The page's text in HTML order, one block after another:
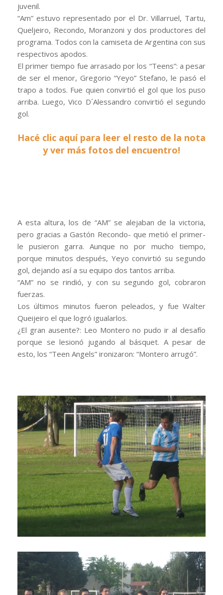
juvenil.
“Am” estuvo representado por el Dr. Villarruel, Tartu,
Queljeiro, Recondo, Moranzoni y dos productores del
programa. Todos con la camiseta de Argentina con sus
respectivos apodos.
El primer tiempo fue arrasado por los “Teens”: a pesar
de ser el menor, Gregorio “Yeyo” Stefano, le pasó el
trapo a todos. Fue quien convirtió el gol que los puso
arriba. Luego, Vico D´Alessandro convirtió el segundo
gol.
Hacé clic aquí para leer el resto de la nota
y ver más fotos del encuentro!
A esta altura, los de “AM” se alejaban de la victoria,
pero gracias a Gastón Recondo- que metió el primer-
le pusieron garra. Aunque no por mucho tiempo,
porque minutos después, Yeyo convirtió su segundo
gol, dejando así a su equipo dos tantos arriba.
“AM” no se rindió, y con su segundo gol, cobraron
fuerzas.
Los últimos minutos fueron peleados, y fue Walter
Queijeiro el que logró igualarlos.
¿El gran ausente?: Leo Montero no pudo ir al desafío
porque se lesionó jugando al básquet. A pesar de
esto, los “Teen Angels” ironizaron: “Montero arrugó”.